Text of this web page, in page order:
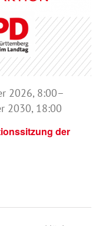
der
2026, 8:00–
2030, 18:00